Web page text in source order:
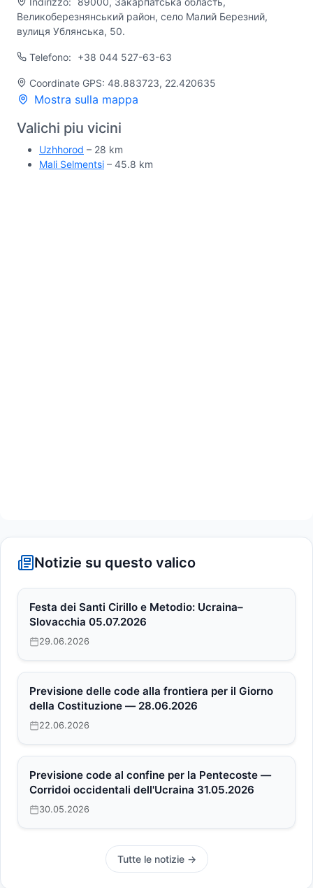
Великоберезнянський район, село Малий Березний,
вулиця Ублянська, 50.
Telefono: +38 044 527-63-63
Coordinate GPS: 48.883723, 22.420635
Mostra sulla mappa
Valichi piu vicini
Uzhhorod – 28 km
Mali Selmentsi – 45.8 km
Notizie su questo valico
Festa dei Santi Cirillo e Metodio: Ucraina–
Slovacchia 05.07.2026
29.06.2026
Previsione delle code alla frontiera per il Giorno
della Costituzione — 28.06.2026
22.06.2026
Previsione code al confine per la Pentecoste —
Corridoi occidentali dell'Ucraina 31.05.2026
30.05.2026
Tutte le notizie →